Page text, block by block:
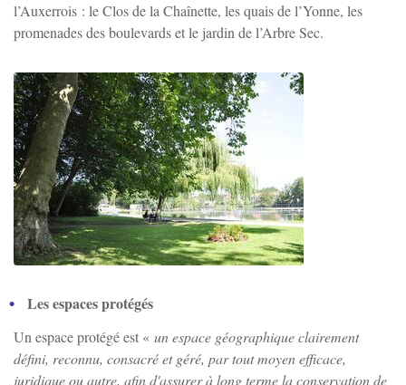
l’Auxerrois : le Clos de la Chaînette, les quais de l’Yonne, les
promenades des boulevards et le jardin de l’Arbre Sec.
Les espaces protégés
Un espace protégé est « un espace géographique clairement
défini, reconnu, consacré et géré, par tout moyen efficace,
juridique ou autre, afin d'assurer à long terme la conservation de